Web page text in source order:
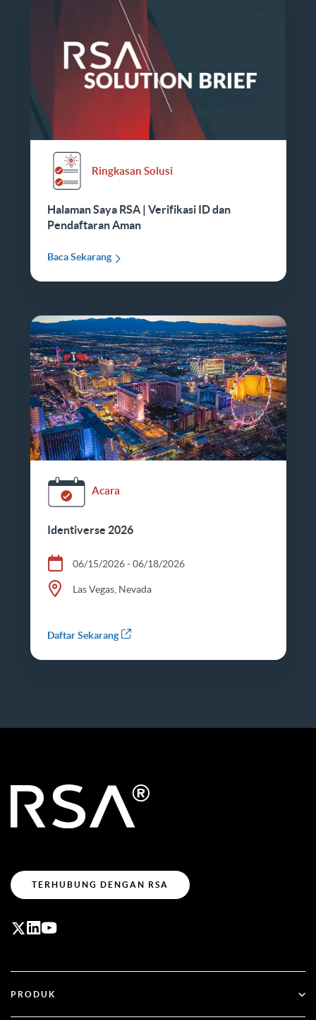
Ringkasan Solusi
Halaman Saya RSA | Verifikasi ID dan
Pendaftaran Aman
Baca Sekarang
Acara
Identiverse 2026
06/15/2026 - 06/18/2026
Las Vegas, Nevada
Daftar Sekarang
TERHUBUNG DENGAN RSA
PRODUK